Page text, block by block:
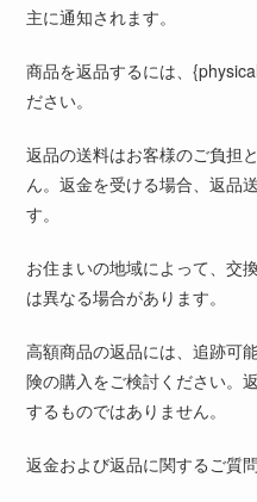
主に通知されます。
商品を返品するには、
ださい。
返品の送料はお客様のご負担
ん。返金を受ける場合、返品
す。
お住まいの地域によって、交
は異なる場合があります。
高額商品の返品には、追跡可
険の購入をご検討ください。
するものではありません。
返金および返品に関するご質